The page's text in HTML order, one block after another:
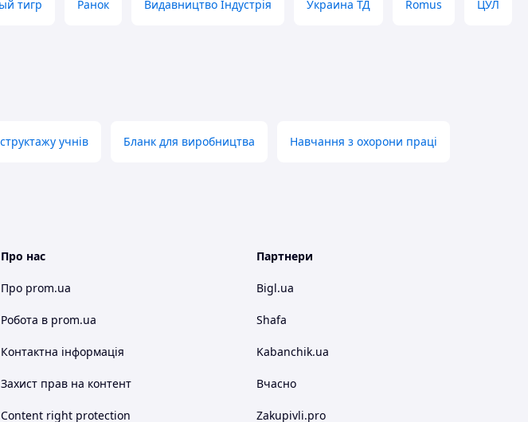
тигр Ранок Видавництво Індустрія Украина ТД Romus ЦУЛ
учнів Бланк для виробництва Навчання з охорони праці
Про нас
Про prom.ua
Робота в prom.ua
Контактна інформація
Захист прав на контент
Content right protection
Партнери
Bigl.ua
Shafa
Kabanchik.ua
Вчасно
Zakupivli.pro